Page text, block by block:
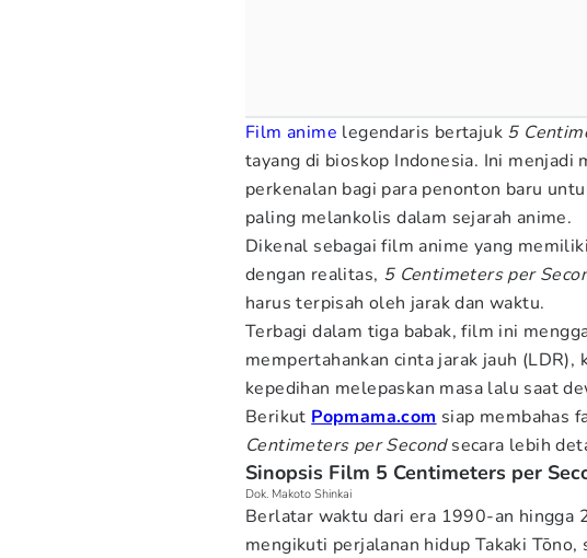
Film anime legendaris bertajuk 5
tayang di bioskop Indonesia. Ini menjadi
perkenalan bagi para penonton baru
paling melankolis dalam sejarah anime.
Dikenal sebagai film anime yang
dengan realitas, 5 Centimeters per
harus terpisah oleh jarak dan waktu.
Terbagi dalam tiga babak, film ini
mempertahankan cinta jarak jauh (LDR),
kepedihan melepaskan masa lalu saat
Berikut Popmama.com siap membahas
Centimeters per Secondsecara lebih
Sinopsis Film 5 Centimeters per
Dok. Makoto Shinkai
Berlatar waktu dari era 1990-an hingga
mengikuti perjalanan hidup Takaki